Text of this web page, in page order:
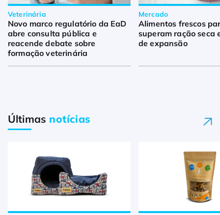
Veterinária
Novo marco regulatório da EaD
abre consulta pública e
reacende debate sobre
formação veterinária
Mercado
Alimentos frescos
superam ração seca
de expansão
Últimas notícias